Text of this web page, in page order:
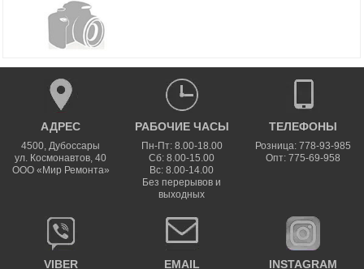
АДРЕС
4500,Дубоссары
ул. Космонавтов, 40
ООО «Мир Ремонта»
РАБОЧИЕ ЧАСЫ
Пн-Пт: 8.00-18.00
Сб: 8.00-15.00
Вс: 8.00-14.00
Без перерывов и
выходных
ТЕЛЕФОНЫ
Розница: 778-93-985
Опт: 775-69-958
VIBER EMAIL INSTAGRAM